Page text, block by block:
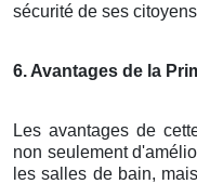
sécurité de ses
6. Avantages de la
Les avantages de
non seulement
les salles de bain,